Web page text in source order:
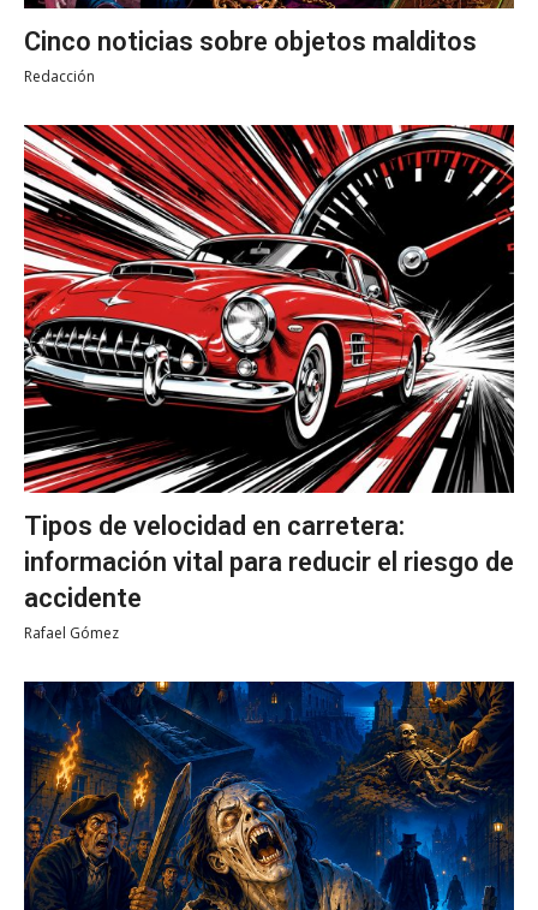
Cinco noticias sobre objetos malditos
Redacción
Tipos de velocidad en carretera:
información vital para reducir el riesgo de
accidente
Rafael Gómez